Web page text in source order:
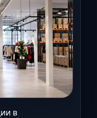
Нальчик
Новороссийск
Пятигорск
Ростов-на-Дону
Севастополь
Симферополь
в